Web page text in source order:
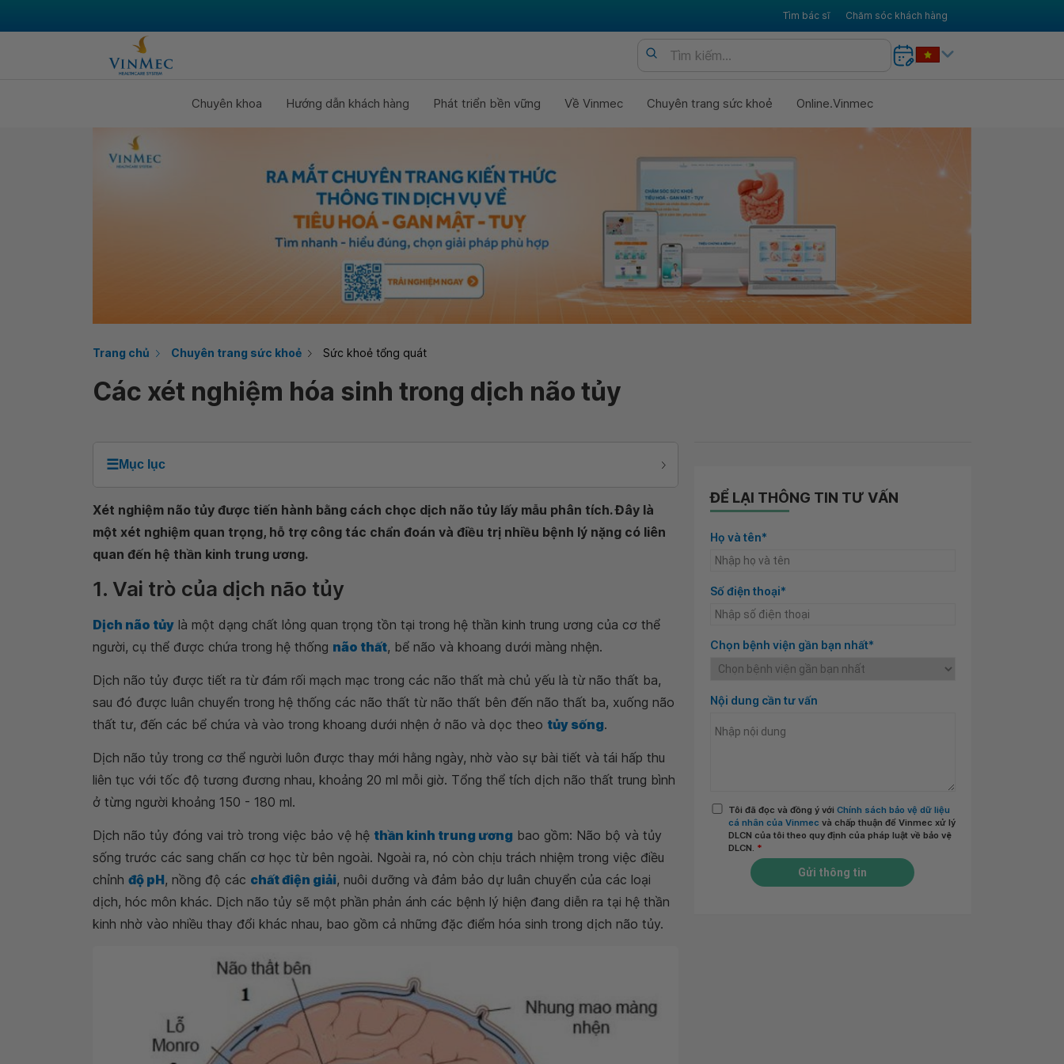
Tìm bác sĩ Chăm sóc khách hàng
Chuyên khoa Hướng dẫn khách hàng Phát triển bền vững Về Vinmec Chuyên trang sức khoẻ Online.Vinmec
Trang chủ Chuyên trang sức khoẻ Sức khoẻ tổng quát
Các xét nghiệm hóa sinh trong dịch não tủy
☰Mục lục
Xét nghiệm não tủy được tiến hành bằng cách chọc dịch não tủy lấy mẫu phân tích. Đây là
một xét nghiệm quan trọng, hỗ trợ công tác chẩn đoán và điều trị nhiều bệnh lý nặng có liên
quan đến hệ thần kinh trung ương.
1. Vai trò của dịch não tủy
Dịch não tủy là một dạng chất lỏng quan trọng tồn tại trong hệ thần kinh trung ương của cơ thể
người, cụ thể được chứa trong hệ thống não thất, bể não và khoang dưới màng nhện.
Dịch não tủy được tiết ra từ đám rối mạch mạc trong các não thất mà chủ yếu là từ não thất ba,
sau đó được luân chuyển trong hệ thống các não thất từ não thất bên đến não thất ba, xuống não
thất tư, đến các bể chứa và vào trong khoang dưới nhện ở não và dọc theo tủy sống.
Dịch não tủy trong cơ thể người luôn được thay mới hằng ngày, nhờ vào sự bài tiết và tái hấp thu
liên tục với tốc độ tương đương nhau, khoảng 20 ml mỗi giờ. Tổng thể tích dịch não thất trung bình
ở từng người khoảng 150 - 180 ml.
Dịch não tủy đóng vai trò trong việc bảo vệ hệ thần kinh trung ương bao gồm: Não bộ và tủy
sống trước các sang chấn cơ học từ bên ngoài. Ngoài ra, nó còn chịu trách nhiệm trong việc điều
chỉnh độ pH, nồng độ các chất điện giải, nuôi dưỡng và đảm bảo dự luân chuyển của các loại
dịch, hóc môn khác. Dịch não tủy sẽ một phần phản ánh các bệnh lý hiện đang diễn ra tại hệ thần
kinh nhờ vào nhiều thay đổi khác nhau, bao gồm cả những đặc điểm hóa sinh trong dịch não tủy.
ĐỂ LẠI THÔNG TIN TƯ VẤN
Họ và tên*
Số điện thoại*
Chọn bệnh viện gần bạn nhất*
Nội dung cần tư vấn
Tôi đã đọc và đồng ý với Chính sách bảo vệ dữ liệu
cá nhân của Vinmec và chấp thuận để Vinmec xử lý
DLCN của tôi theo quy định của pháp luật về bảo vệ
DLCN. *
Gửi thông tin